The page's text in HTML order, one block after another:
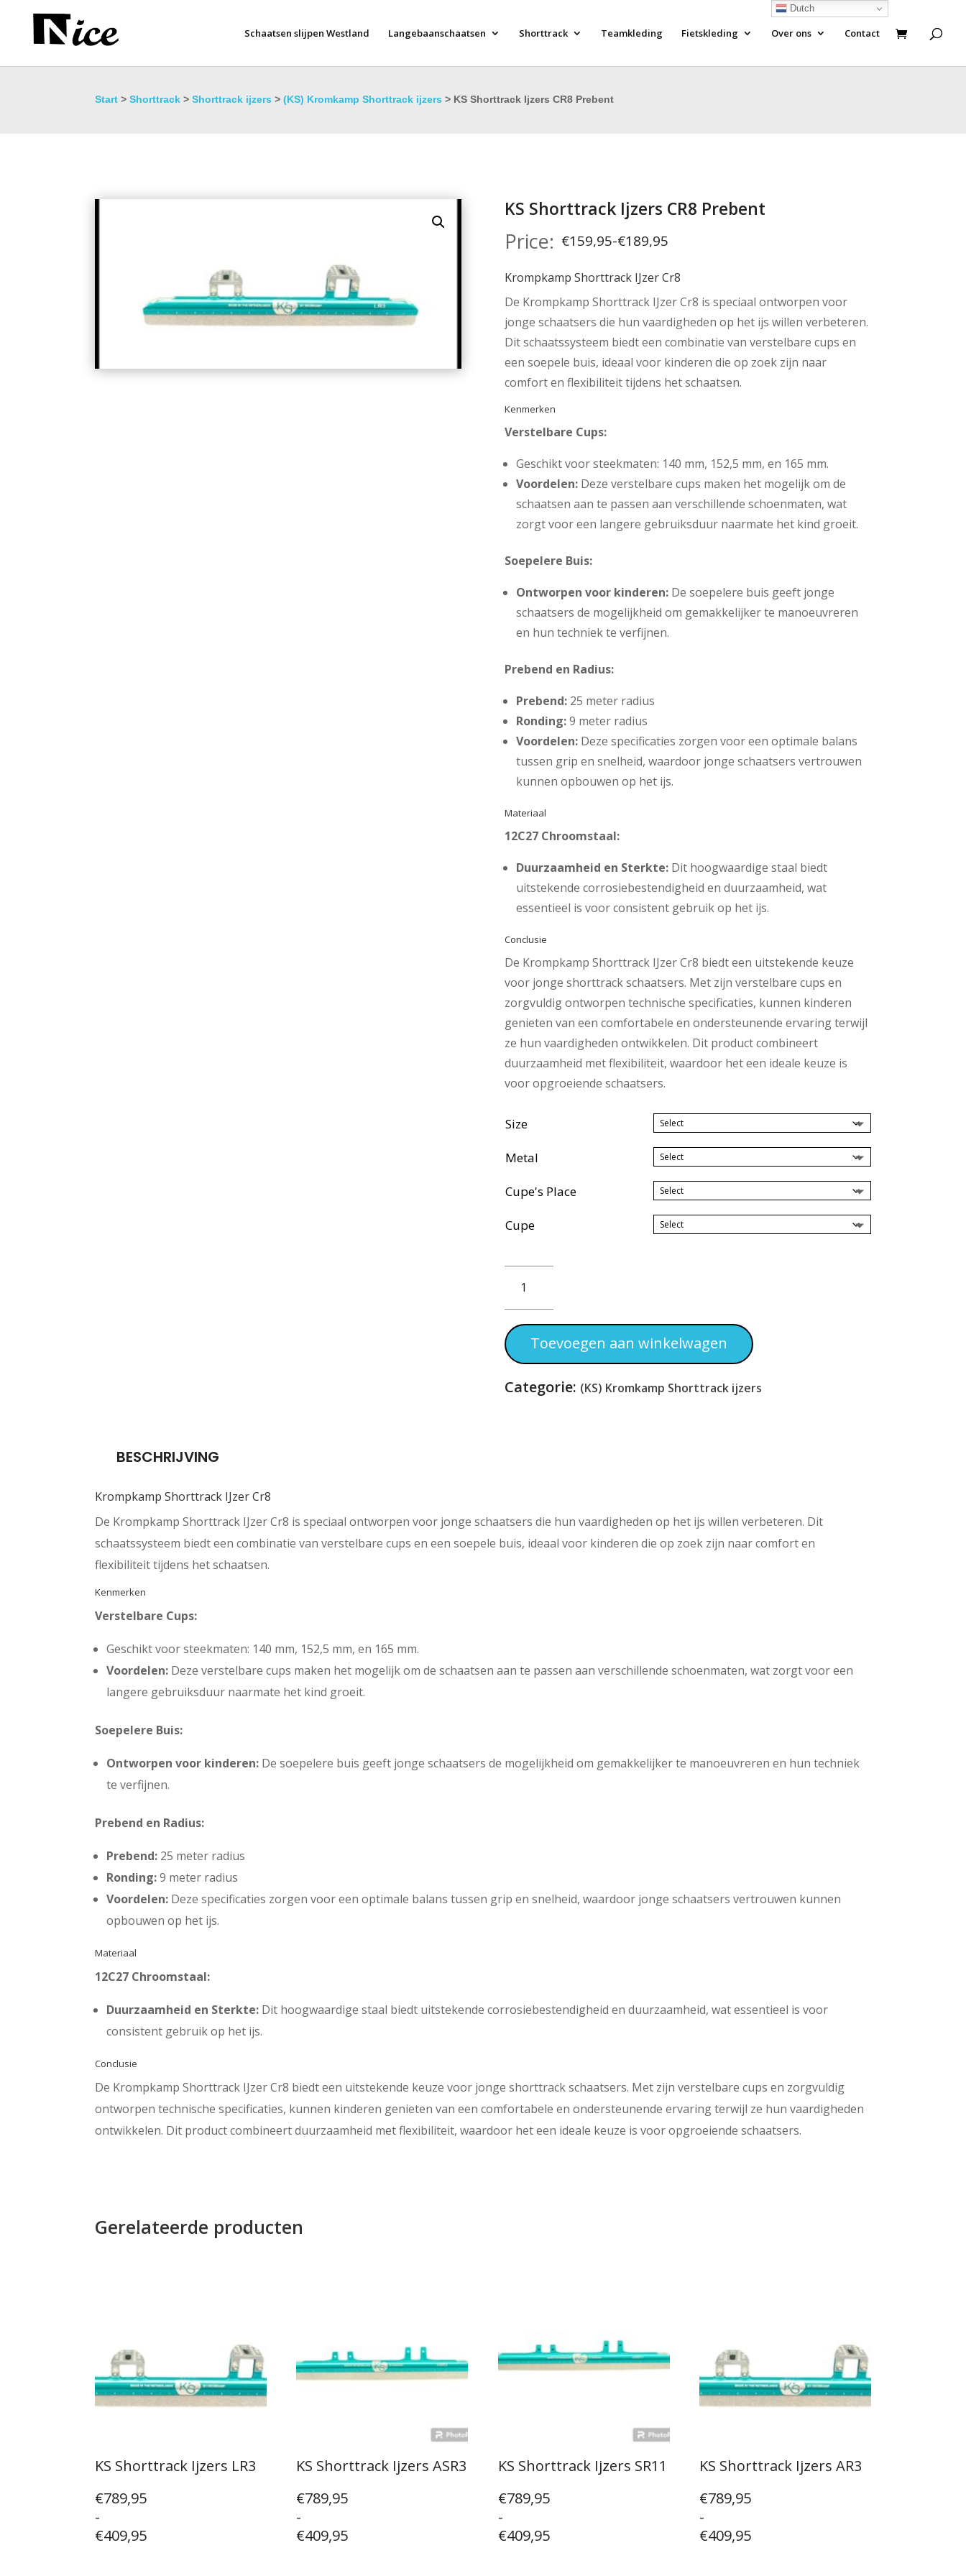
Schaatsen slijpen Westland Langebaanschaatsen Shorttrack Teamkleding Fietskleding Over ons Contact
Start > Shorttrack > Shorttrack ijzers > (KS) Kromkamp Shorttrack ijzers > KS Shorttrack Ijzers CR8 Prebent
KS Shorttrack Ijzers CR8 Prebent
€159,95-€189,95
Prijsklasse:
tot
€189,95
Krompkamp Shorttrack IJzer Cr8
De Krompkamp Shorttrack IJzer Cr8 is speciaal ontworpen voor
jonge schaatsers die hun vaardigheden op het ijs willen verbeteren.
Dit schaatssysteem biedt een combinatie van verstelbare cups en
een soepele buis, ideaal voor kinderen die op zoek zijn naar
comfort en flexibiliteit tijdens het schaatsen.
Kenmerken
Verstelbare Cups:
Geschikt voor steekmaten: 140 mm, 152,5 mm, en 165 mm.
Voordelen:Deze verstelbare cups maken het mogelijk om de
schaatsen aan te passen aan verschillende schoenmaten, wat
zorgt voor een langere gebruiksduur naarmate het kind groeit.
Soepelere Buis:
Ontworpen voor kinderen:De soepelere buis geeft jonge
schaatsers de mogelijkheid om gemakkelijker te manoeuvreren
en hun techniek te verfijnen.
Prebend en Radius:
Prebend:25 meter radius
Ronding:9 meter radius
Voordelen:Deze specificaties zorgen voor een optimale balans
tussen grip en snelheid, waardoor jonge schaatsers vertrouwen
kunnen opbouwen op het ijs.
Materiaal
12C27 Chroomstaal:
Duurzaamheid en Sterkte:Dit hoogwaardige staal biedt
uitstekende corrosiebestendigheid en duurzaamheid, wat
essentieel is voor consistent gebruik op het ijs.
Conclusie
De Krompkamp Shorttrack IJzer Cr8 biedt een uitstekende keuze
voor jonge shorttrack schaatsers. Met zijn verstelbare cups en
zorgvuldig ontworpen technische specificaties, kunnen kinderen
genieten van een comfortabele en ondersteunende ervaring terwijl
ze hun vaardigheden ontwikkelen. Dit product combineert
duurzaamheid met flexibiliteit, waardoor het een ideale keuze is
voor opgroeiende schaatsers.
Size
Metal
Cupe's Place
Cupe
Shorttrack
Ijzers
CR8
Prebent
Aantal
Toevoegen aan winkelwagen
Categorie: (KS) Kromkamp Shorttrack ijzers
BESCHRIJVING
Krompkamp Shorttrack IJzer Cr8
De Krompkamp Shorttrack IJzer Cr8 is speciaal ontworpen voor jonge schaatsers die hun vaardigheden op het ijs willen verbeteren. Dit
schaatssysteem biedt een combinatie van verstelbare cups en een soepele buis, ideaal voor kinderen die op zoek zijn naar comfort en
flexibiliteit tijdens het schaatsen.
Kenmerken
Verstelbare Cups:
Geschikt voor steekmaten: 140 mm, 152,5 mm, en 165 mm.
Voordelen: Deze verstelbare cups maken het mogelijk om de schaatsen aan te passen aan verschillende schoenmaten, wat zorgt voor een
langere gebruiksduur naarmate het kind groeit.
Soepelere Buis:
Ontworpen voor kinderen: De soepelere buis geeft jonge schaatsers de mogelijkheid om gemakkelijker te manoeuvreren en hun techniek
te verfijnen.
Prebend en Radius:
Prebend: 25 meter radius
Ronding:9 meter radius
Voordelen: Deze specificaties zorgen voor een optimale balans tussen grip en snelheid, waardoor jonge schaatsers vertrouwen kunnen
opbouwen op het ijs.
Materiaal
12C27 Chroomstaal:
Duurzaamheid en Sterkte: Dit hoogwaardige staal biedt uitstekende corrosiebestendigheid en duurzaamheid, wat essentieel is voor
consistent gebruik op het ijs.
Conclusie
De Krompkamp Shorttrack IJzer Cr8 biedt een uitstekende keuze voor jonge shorttrack schaatsers. Met zijn verstelbare cups en zorgvuldig
ontworpen technische specificaties, kunnen kinderen genieten van een comfortabele en ondersteunende ervaring terwijl ze hun vaardigheden
ontwikkelen. Dit product combineert duurzaamheid met flexibiliteit, waardoor het een ideale keuze is voor opgroeiende schaatsers.
Gerelateerde producten
KS Shorttrack Ijzers LR3
€409,95
-
€789,95
Prijsklasse:
€409,95
tot
KS Shorttrack Ijzers ASR3
€409,95
-
€789,95
Prijsklasse:
€409,95
tot
KS Shorttrack Ijzers SR11
€409,95
-
€789,95
Prijsklasse:
€409,95
tot
KS Shorttrack Ijzers AR3
€409,95
-
€789,95
Prijsklasse:
€409,95
tot
Dutch